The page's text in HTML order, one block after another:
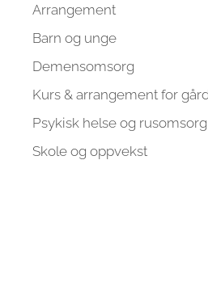
Arrangement
Barn og unge
Demensomsorg
Kurs & arrangement for
Psykisk helse og rusomsorg
Skole og oppvekst